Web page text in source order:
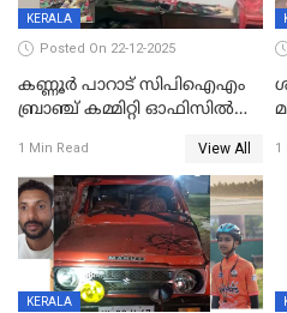
KERALA
Posted On 22-12-2025
കണ്ണൂർ പാറാട് സിപിഐഎം
ബ്രാഞ്ച് കമ്മിറ്റി ഓഫിസിൽ
ചിത്രങ്ങളടക്കം കത്തിയ
നിലയിൽ
1 Min Read View All 1
KERALA